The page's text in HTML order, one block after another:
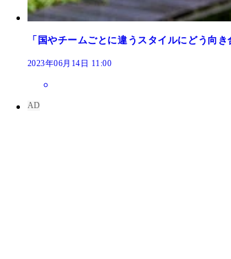
「国やチームごとに違うスタイルにどう向
2023年06月14日 11:00